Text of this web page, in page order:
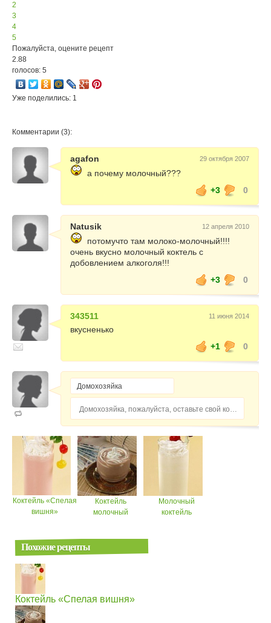
2
3
4
5
Пожалуйста, оцените рецепт
2.88
голосов: 5
Уже поделились: 1
Комментарии (3):
agafon 29 октября 2007
а почему молочный???
+3
0
Natusik 12 апреля 2010
потомучто там молоко-молочный!!!!
очень вкусно молочный коктель с
добовлением алкоголя!!!
+3
0
343511 11 июня 2014
вкусненько
+1
0
Домохозяйка, пожалуйста, оставьте свой комментарий...
Коктейль «Спелая
вишня»
Коктейль
молочный
Молочный
коктейль
Похожие рецепты
Коктейль «Спелая вишня»